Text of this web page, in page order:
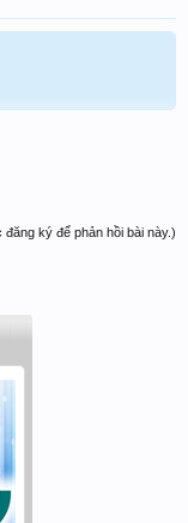
ký để phản hồi bài này.)